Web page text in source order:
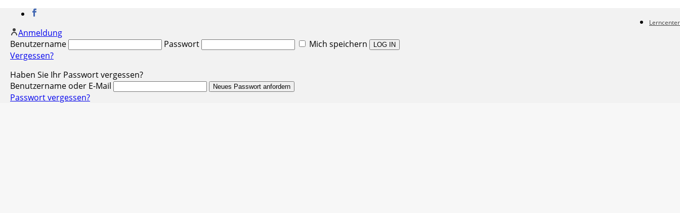
Lerncenter
Anmeldung
Benutzername
Passwort
Mich speichern
Vergessen?
Haben Sie Ihr Passwort vergessen?
Benutzername oder E-Mail
Passwort vergessen?